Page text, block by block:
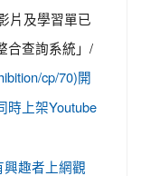
片及學習單已
合查詢系統」/
cp/70)開
時上架Youtube
興趣者上網觀